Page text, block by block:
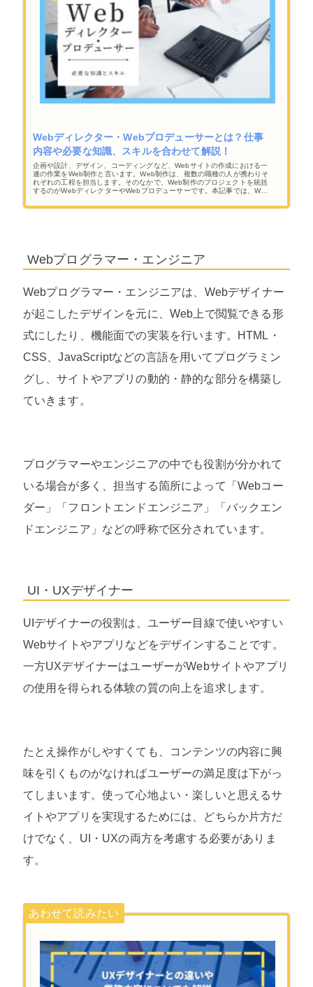
Webディレクター・Webプロデューサーとは？仕事
内容や必要な知識、スキルを合わせて解説！
企画や設計、デザイン、コーディングなど、Webサイトの作成における一
連の作業をWeb制作と言います。Web制作は、複数の職種の人が携わりそ
れぞれの工程を担当します。そのなかで、Web制作のプロジェクトを統括
するのがWebディレクターやWebプロデューサーです。本記事では、Web
すめの資格などについてご紹介します。
Webプログラマー・エンジニア
Webプログラマー・エンジニアは、Webデザイナー
が起こしたデザインを元に、Web上で閲覧できる形
式にしたり、機能面での実装を行います。HTML・
CSS、JavaScriptなどの言語を用いてプログラミン
グし、サイトやアプリの動的・静的な部分を構築し
ていきます。
プログラマーやエンジニアの中でも役割が分かれて
いる場合が多く、担当する箇所によって「Webコー
ダー」「フロントエンドエンジニア」「バックエン
ドエンジニア」などの呼称で区分されています。
UI・UXデザイナー
UIデザイナーの役割は、ユーザー目線で使いやすい
Webサイトやアプリなどをデザインすることです。
一方UXデザイナーはユーザーがWebサイトやアプリ
の使用を得られる体験の質の向上を追求します。
たとえ操作がしやすくても、コンテンツの内容に興
味を引くものがなければユーザーの満足度は下がっ
てしまいます。使って心地よい・楽しいと思えるサ
イトやアプリを実現するためには、どちらか片方だ
けでなく、UI・UXの両方を考慮する必要がありま
す。